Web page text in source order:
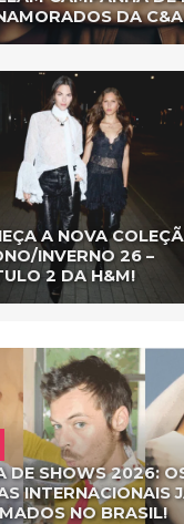
DA C&A
A NOVA
INVERNO 26 –
2 DA H&M!
DE SHOWS 2026:
INTERNACIONAIS
NO BRASIL!